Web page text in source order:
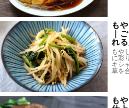
も
｜
れ
もや
に彩
キシ
草を
も